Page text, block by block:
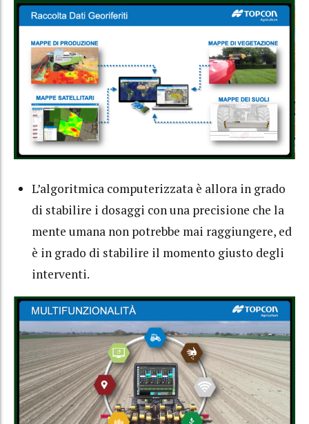
L’algoritmica computerizzata è allora in grado
di stabilire i dosaggi con una precisione che la
mente umana non potrebbe mai raggiungere, ed
è in grado di stabilire il momento giusto degli
interventi.